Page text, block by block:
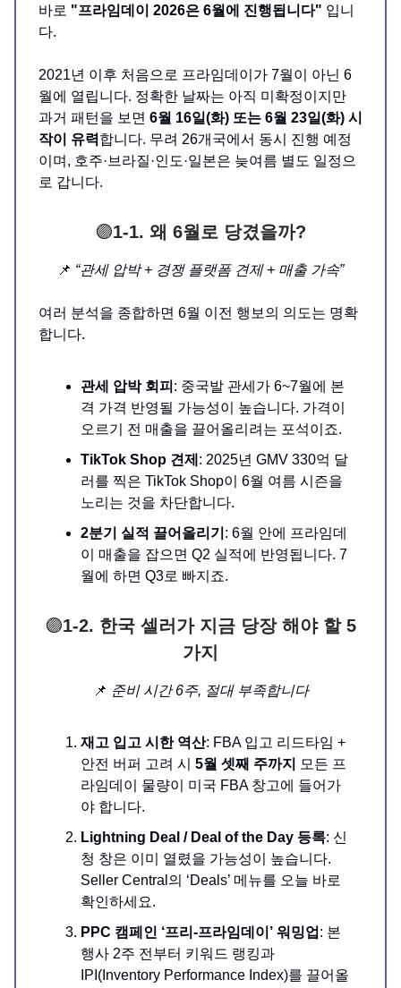
바로 "프라임데이 2026은 6월에 진행됩니다" 입니
다.
2021년 이후 처음으로 프라임데이가 7월이 아닌 6
월에 열립니다. 정확한 날짜는 아직 미확정이지만
과거 패턴을 보면 6월 16일(화) 또는 6월 23일(화) 시
작이 유력합니다. 무려 26개국에서 동시 진행 예정
이며, 호주·브라질·인도·일본은 늦여름 별도 일정으
로 갑니다.
🟣1-1. 왜 6월로 당겼을까?
📌 “관세 압박 + 경쟁 플랫폼 견제 + 매출 가속”
여러 분석을 종합하면 6월 이전 행보의 의도는 명확
합니다.
관세 압박 회피 : 중국발 관세가 6~7월에 본
격 가격 반영될 가능성이 높습니다. 가격이
오르기 전 매출을 끌어올리려는 포석이죠.
TikTok Shop 견제 : 2025년 GMV 330억 달
러를 찍은 TikTok Shop이 6월 여름 시즌을
노리는 것을 차단합니다.
2분기 실적 끌어올리기 : 6월 안에 프라임데
이 매출을 잡으면 Q2 실적에 반영됩니다. 7
월에 하면 Q3로 빠지죠.
🟣1-2. 한국 셀러가 지금 당장 해야 할 5
가지
📌 준비 시간 6주, 절대 부족합니다
재고 입고 시한 역산: FBA 입고 리드타임 +
안전 버퍼 고려 시 5월 셋째 주까지
모든 프
라임데이 물량이 미국 FBA 창고에 들어가
야 합니다.
Lightning Deal / Deal of the Day 등록: 신
청 창은 이미 열렸을 가능성이 높습니다.
Seller Central의 ‘Deals’ 메뉴를 오늘 바로
확인하세요.
PPC 캠페인 ‘프리-프라임데이’ 워밍업 : 본
행사 2주 전부터 키워드 랭킹과
IPI(Inventory Performance Index)를 끌어올